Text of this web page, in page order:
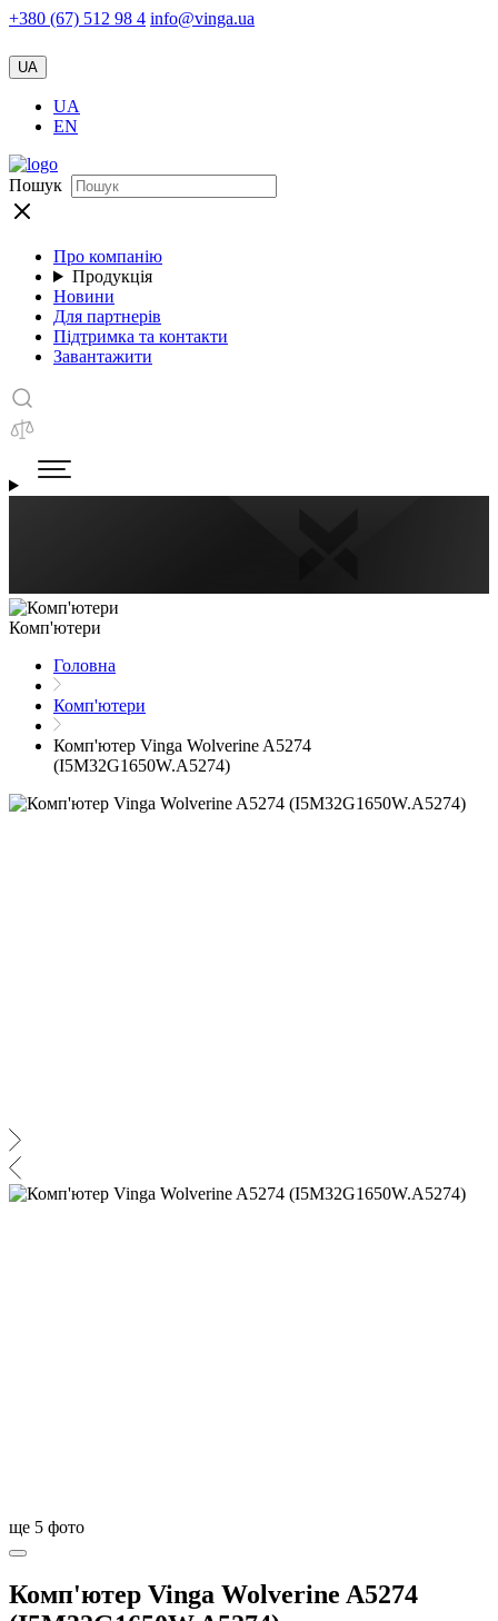
+380 (67) 512 98 4 info@vinga.ua
UA
UA
EN
Пошук
Про компанію
Продукція
Новини
Для партнерів
Підтримка та контакти
Завантажити
Комп'ютери
Головна
Комп'ютери
Комп'ютер Vinga Wolverine A5274
(I5M32G1650W.A5274)
ще 5 фото
Комп'ютер Vinga Wolverine A5274